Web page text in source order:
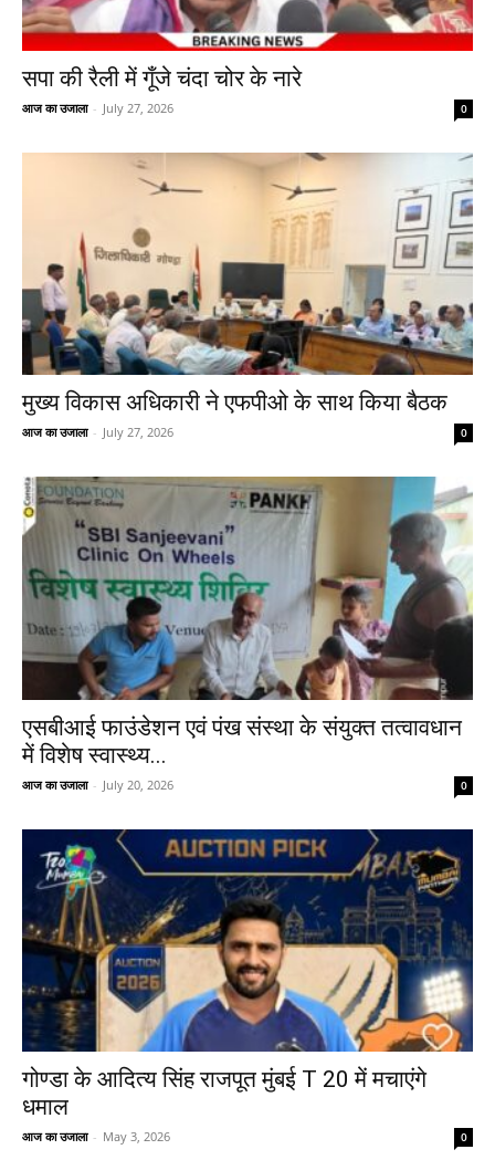
सपा की रैली में गूँजे चंदा चोर के नारे
आज का उजाला - July 27, 2026 0
मुख्य विकास अधिकारी ने एफपीओ के साथ किया बैठक
आज का उजाला - July 27, 2026 0
एसबीआई फाउंडेशन एवं पंख संस्था के संयुक्त तत्वावधान
में विशेष स्वास्थ्य...
आज का उजाला - July 20, 2026 0
गोण्डा के आदित्य सिंह राजपूत मुंबई T 20 में मचाएंगे
धमाल
आज का उजाला - May 3, 2026 0